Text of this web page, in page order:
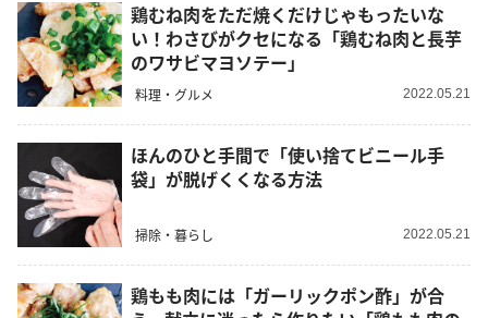
鶏むね肉をただ焼くだけじゃもったいな
い！わさびがクセになる「鶏むね肉と長芋
のワサビマヨソテー」
料理・グルメ 2022.05.21
ほんのひと手間で「使い捨てビニール手
袋」が脱げくくなる方法
掃除・暮らし 2022.05.21
鶏もも肉には「ガーリックポン酢」が合